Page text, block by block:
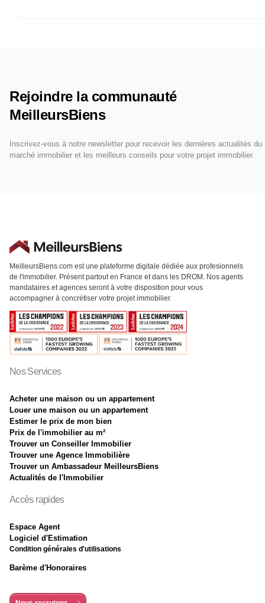
Rejoindre la communauté
MeilleursBiens
Inscrivez-vous à notre newsletter pour recevoir les dernières actualités du
marché immobilier et les meilleurs conseils pour votre projet immobilier.
MeilleursBiens.com est une plateforme digitale dédiée aux profesionnels
de l'immobilier. Présent partout en France et dans les DROM. Nos agents
mandataires et agences seront à votre disposition pour vous
accompagner à concrétiser votre projet immobilier.
Nos Services
Acheter une maison ou un appartement
Louer une maison ou un appartement
Estimer le prix de mon bien
Prix de l'immobilier au m²
Trouver un Conseiller Immobilier
Trouver une Agence Immobilière
Trouver un Ambassadeur MeilleursBiens
Actualités de l'Immobilier
Accès rapides
Espace Agent
Logiciel d'Estimation
Condition générales d'utilisations
Barème d'Honoraires